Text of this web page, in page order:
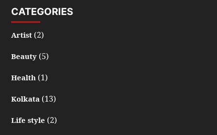
CATEGORIES
Artist(2)
Beauty(5)
Health(1)
Kolkata(13)
Life style (2)